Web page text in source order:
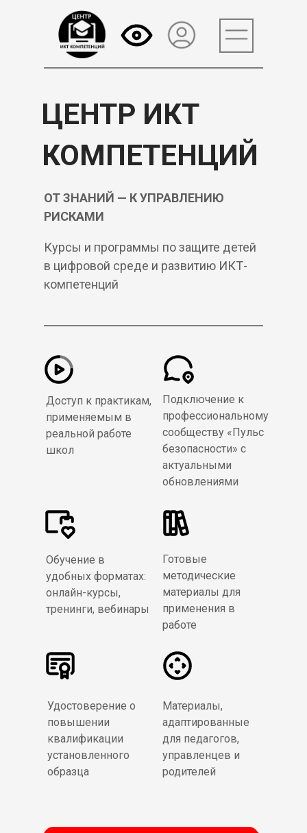
ЦЕНТР ИКТ
КОМПЕТЕНЦИЙ
Курсы и программы по защите детей
в цифровой среде и развитию ИКТ-
компетенций
ОТ ЗНАНИЙ — К УПРАВЛЕНИЮ
РИСКАМИ
Обучение в
удобных форматах:
онлайн-курсы,
тренинги, вебинары
Удостоверение о
повышении
квалификации
установленного
образца
Материалы,
адаптированные
для педагогов,
управленцев и
родителей
Готовые
методические
материалы для
применения в
работе
Подключение к
профессиональному
сообществу «Пульс
безопасности» с
актуальными
обновлениями
Доступ к практикам,
применяемым в
реальной работе
школ